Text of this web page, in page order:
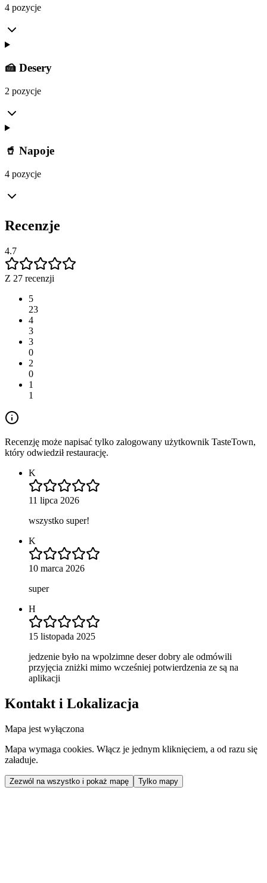
4 pozycje
🍰 Desery
2 pozycje
🥤 Napoje
4 pozycje
Recenzje
4.7
Z 27 recenzji
5
23
4
3
3
0
2
0
1
1
Recenzję może napisać tylko zalogowany użytkownik TasteTown,
który odwiedził restaurację.
K
11 lipca 2026
wszystko super!
K
10 marca 2026
super
H
15 listopada 2025
jedzenie było na wpolzimne deser dobry ale odmówili
przyjęcia zniżki mimo wcześniej potwierdzenia ze są na
aplikacji
Kontakt i Lokalizacja
Mapa jest wyłączona
Mapa wymaga cookies. Włącz je jednym kliknięciem, a od razu się
załaduje.
Zezwól na wszystko i pokaż mapę Tylko mapy